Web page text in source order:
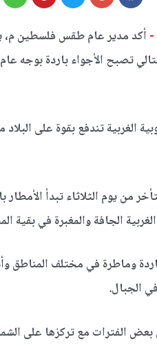
- أكد مدير عام طقس فلسطين م،
تصبح الأجواء باردة بوجه
الغربية تندفع بقوة على
من يوم الثلاثاء تبدأ
الجافة والمغبرة في بقية
وماطرة في مختلف
الجبال.
الفترات مع تركزها على